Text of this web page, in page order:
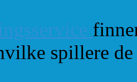
spillere